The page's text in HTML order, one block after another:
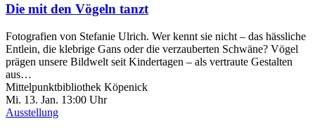
Die mit den Vögeln tanzt
Fotografien von Stefanie Ulrich. Wer kennt sie nicht – das hässliche
Entlein, die klebrige Gans oder die verzauberten Schwäne? Vögel
prägen unsere Bildwelt seit Kindertagen – als vertraute Gestalten
aus…
Mittelpunktbibliothek Köpenick
Mi. 13. Jan. 13:00 Uhr
Ausstellung